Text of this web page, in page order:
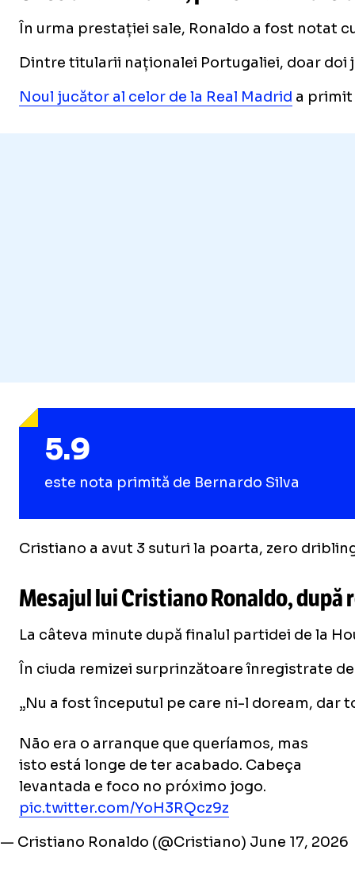
În urma prestației sale, Ronaldo a fost notat
Dintre titularii naționalei Portugaliei, doar doi
Noul jucător al celor de la Real Madrid a primit
5.9
este nota primită de Bernardo Silva
Cristiano a avut 3 suturi la poarta, zero
Mesajul lui Cristiano Ronaldo, după
La câteva minute după finalul partidei de la
În ciuda remizei surprinzătoare înregistrate
„Nu a fost începutul pe care ni-l doream, dar
Não era o arranque que queríamos, mas
isto está longe de ter acabado. Cabeça
levantada e foco no próximo jogo.
pic.twitter.com/YoH3RQcz9z
— Cristiano Ronaldo (@Cristiano) June 17, 2026